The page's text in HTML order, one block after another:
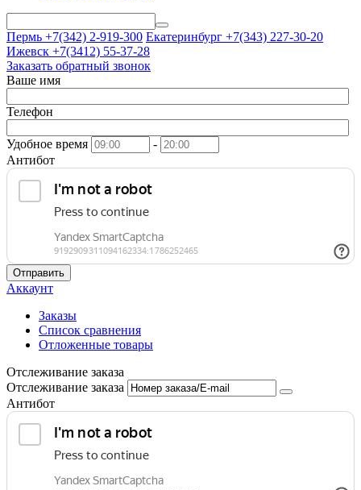
Пермь +7(342) 2-919-300 Екатеринбург +7(343) 227-30-20
Ижевск +7(3412) 55-37-28
Заказать обратный звонок
Ваше имя
Телефон
Удобное время
-
Антибот
Отправить
Аккаунт
Заказы
Список сравнения
Отложенные товары
Отслеживание заказа
Отслеживание заказа
Антибот